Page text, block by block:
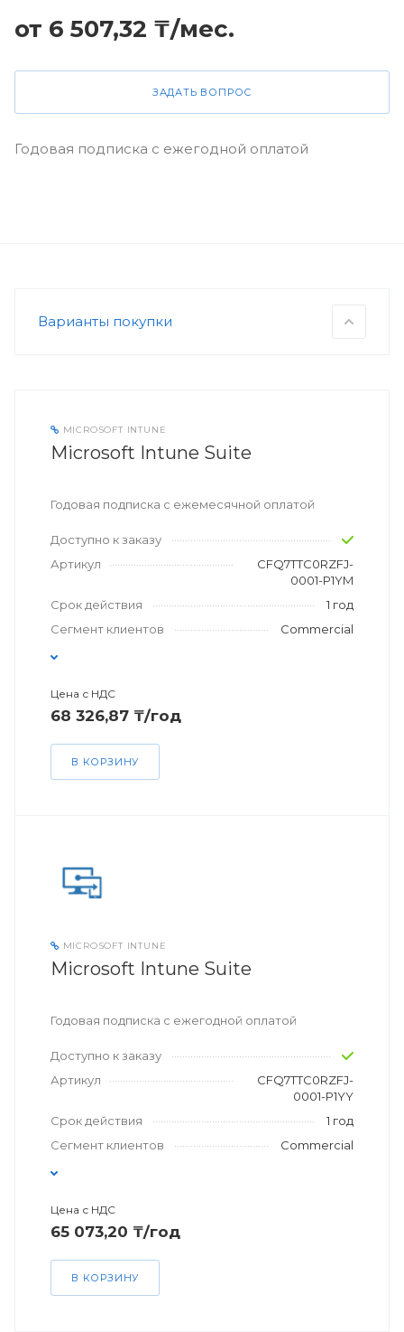
от 6 507,32 ₸/мес.
ЗАДАТЬ ВОПРОС
Годовая подписка с ежегодной оплатой
Варианты покупки
MICROSOFT INTUNE
Microsoft Intune Suite
Годовая подписка с ежемесячной оплатой
Доступно к заказу
Артикул
CFQ7TTC0RZFJ-
0001-P1YM
Срок действия
1 год
Сегмент клиентов
Commercial
Цена с НДС
68 326,87 ₸/год
В КОРЗИНУ
MICROSOFT INTUNE
Microsoft Intune Suite
Годовая подписка с ежегодной оплатой
Доступно к заказу
Артикул
CFQ7TTC0RZFJ-
0001-P1YY
Срок действия
1 год
Сегмент клиентов
Commercial
Цена с НДС
65 073,20 ₸/год
В КОРЗИНУ